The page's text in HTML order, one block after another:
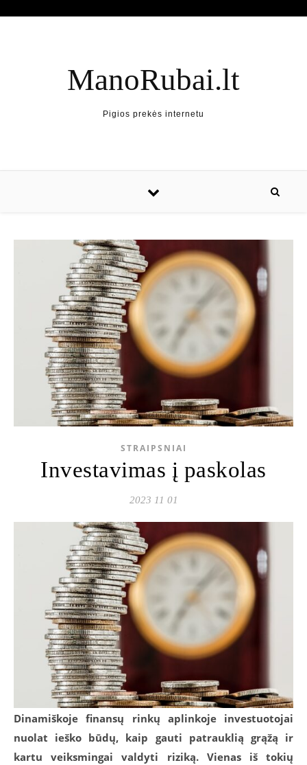
ManoRubai.lt
Pigios prekės internetu
STRAIPSNIAI
Investavimas į paskolas
2023 11 01
Dinamiškoje finansų rinkų aplinkoje investuotojai
nuolat ieško būdų, kaip gauti patrauklią grąžą ir
kartu veiksmingai valdyti riziką. Vienas iš tokių